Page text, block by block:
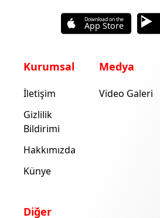
Download on the
App Store
Kurumsal
İletişim
Gizlilik
Bildirimi
Hakkımızda
Künye
Medya
Video Galeri
Diğer